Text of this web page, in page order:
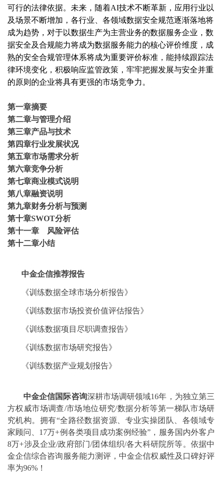
可行的法律依据。未来，随着AI技术不断革新，应用行业以
及场景不断增加，各行业、各领域数据安全规范逐渐落地将
成为趋势，对于以数据生产为主营业务的数据服务企业，数
据安全及合规能力将成为数据服务能力的核心评价维度，成
熟的安全合规管理体系将成为重要评价标准，能持续跟踪法
律环境变化，积极响应监管政策，牢牢把握发展与安全并重
的原则的企业将具有更强的市场竞争力。
第一章摘要
第二章与管理介绍
第三章产品与技术
第四章行业发展状况
第五章市场需求分析
第六章竞争分析
第七章商业模式说明
第八章融资说明
第九章财务分析与预测
第十章SWOT分析
第十一章 风险评估
第十二章小结
中金企信推荐报告
《训练数据全球市场分析报告》
《训练数据市场投资价值评估报告》
《训练数据项目尽职调查报告》
《训练数据市场研究报告》
《训练数据产业规划报告》
中金企信国际咨询深耕市场调研领域16年 ， 为独立第三
方权威市场调查/市场地位研究/数据分析等第一梯队市场研
究机构。拥有“全路径数据资源、专业实操团队、各领域专
家顾问、 17万+例各类项目成功案例经验”， 服务国内外客户
8万+涉及企业/政府部门/团体组织/各大科研院所等。 依据中
金企信综合咨询服务能力测评，中金企信权威性及口碑好评
率为96%！